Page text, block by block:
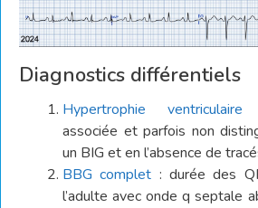
Diagnostics différentiels
Hypertrophie ventriculaire
associée et parfois non
un BIG et en l’absence de
BBG complet : durée des
l’adulte avec onde q septale